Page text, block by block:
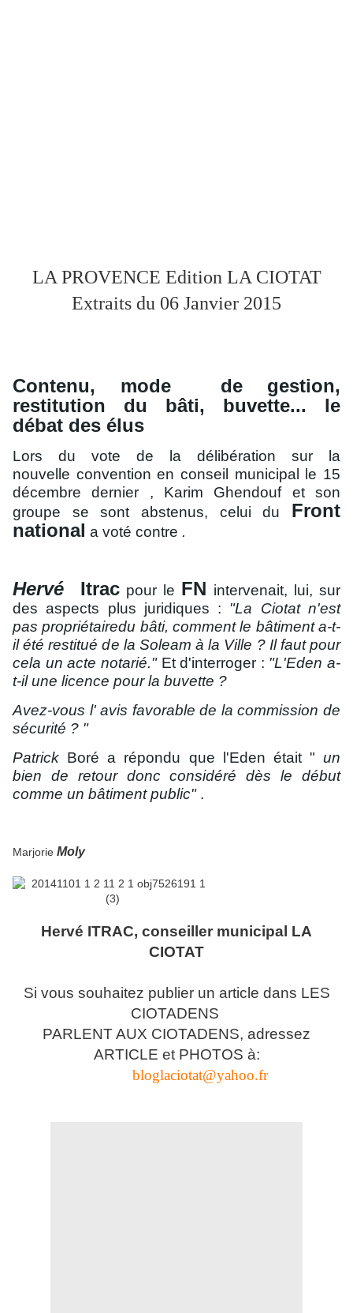
LA PROVENCE Edition LA CIOTAT
Extraits du 06 Janvier 2015
Contenu, mode
de gestion,
restitution du bâti, buvette... le
débat des élus
Lors du vote de la délibération sur la
nouvelle convention en conseil
municipal le 15
décembre dernier , Karim Ghendouf et son
groupe se sont abstenus, celui du Front
national a voté contre .
Hervé Itracpour le FN intervenait, lui, sur
des aspects plus juridiques : "La Ciotat n'est
pas propriétairedu bâti, comment le bâtiment a-t-
il été restitué de la Soleam à la Ville ? Il faut pour
cela un acte notarié." Et d'interroger : "L'Eden a-
t-il une licence pour la buvette ?
Avez-vous l' avis favorable de la commission de
sécurité ? "
Patrick Boré a répondu que l'Eden était" un
bien de retour donc considéré dès le début
comme un bâtiment public" .
Marjorie Moly
Hervé ITRAC, conseiller municipal LA
CIOTAT
Si vous souhaitez publier un article dans LES
CIOTADENS
PARLENT AUX CIOTADENS, adressez
ARTICLE et PHOTOS à:
bloglaciotat@yahoo.fr